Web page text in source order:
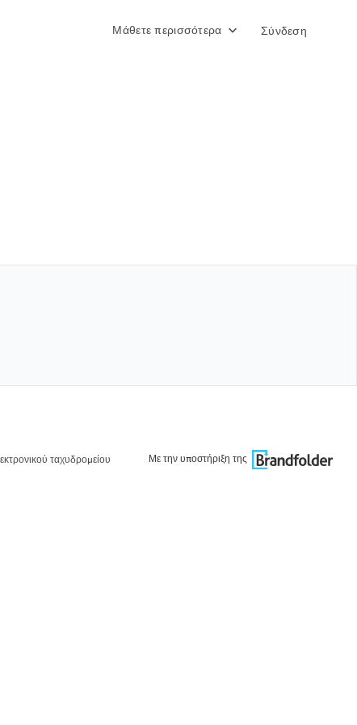
Μάθετε περισσότερα Σύνδεση
ταχυδρομείου Με την υποστήριξη της